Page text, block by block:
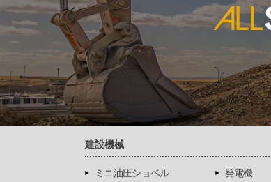
建設機械
ミニ油圧ショベル
発電機